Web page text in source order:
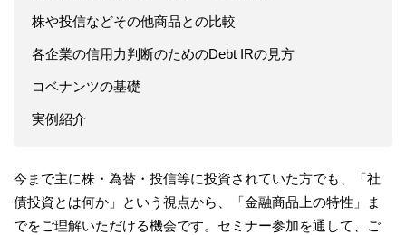
株や投信などその他商品との比較
各企業の信用力判断のためのDebt IRの見方
コベナンツの基礎
実例紹介
今まで主に株・為替・投信等に投資されていた方でも、「社
債投資とは何か」という視点から、「金融商品上の特性」ま
でをご理解いただける機会です。セミナー参加を通して、ご